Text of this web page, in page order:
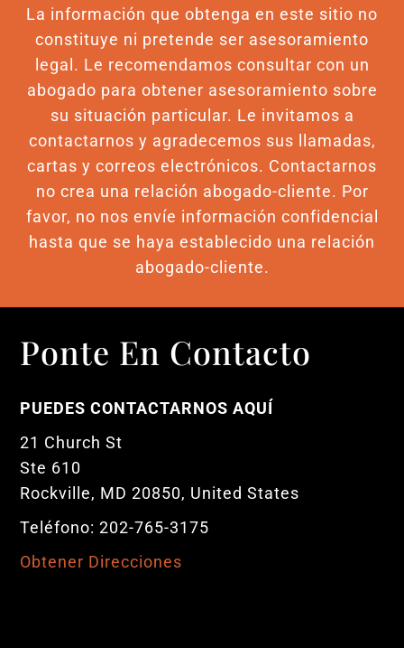
La información que obtenga en este sitio no
constituye ni pretende ser asesoramiento
legal. Le recomendamos consultar con un
abogado para obtener asesoramiento sobre
su situación particular. Le invitamos a
contactarnos y agradecemos sus llamadas,
cartas y correos electrónicos. Contactarnos
no crea una relación abogado-cliente. Por
favor, no nos envíe información confidencial
hasta que se haya establecido una relación
abogado-cliente.
Ponte En Contacto
PUEDES CONTACTARNOS AQUÍ
21 Church St
Ste 610
Rockville, MD 20850, United States
Teléfono: 202-765-3175
Obtener Direcciones